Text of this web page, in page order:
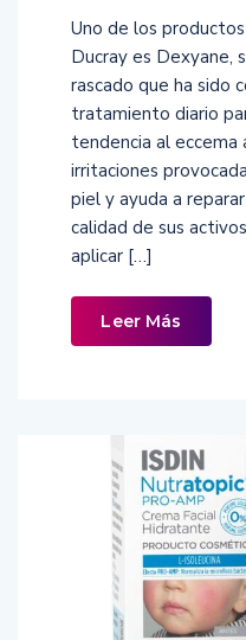
Uno de los
Ducray es Dexyane,
rascado que ha sido
tratamiento diario
tendencia al eccema
irritaciones
piel y ayuda a
calidad de sus
aplicar […]
Leer Más